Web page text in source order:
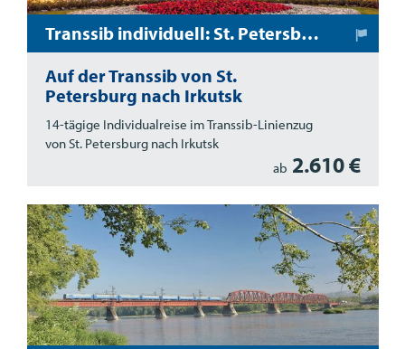
Transsib individuell: St. Petersburg - Irkutsk
Auf der Transsib von St.
Petersburg nach Irkutsk
14-tägige Individualreise im Transsib-Linienzug
von St. Petersburg nach Irkutsk
ab 2.610 €